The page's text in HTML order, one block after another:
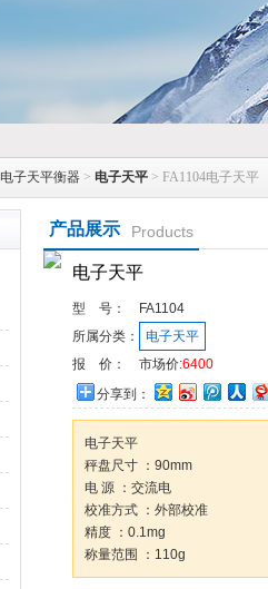
电子天平衡器 > 电子天平 > FA1104电子天平
产品展示 Products
电子天平
型 号：
FA1104
所属分类：
电子天平
报 价：
市场价:6400
分享到：
电子天平
秤盘尺寸 ：90mm
电 源 ：交流电
校准方式 ：外部校准
精度 ：0.1mg
称量范围 ：110g